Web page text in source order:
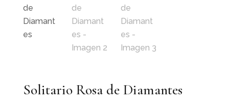
Solitario Rosa de Diamantes